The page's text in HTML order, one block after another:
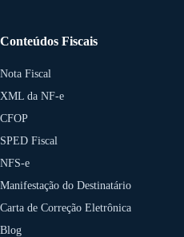
Conteúdos Fiscais
Nota Fiscal
XML da NF-e
CFOP
SPED Fiscal
NFS-e
Manifestação do Destinatário
Carta de Correção Eletrônica
Blog